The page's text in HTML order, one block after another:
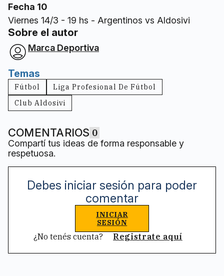
Fecha 10
Viernes 14/3 - 19 hs - Argentinos vs Aldosivi
Sobre el autor
Marca Deportiva
Temas
Fútbol
Liga Profesional De Fútbol
Club Aldosivi
COMENTARIOS 0
Compartí tus ideas de forma responsable y
respetuosa.
Debes iniciar sesión para poder
comentar
INICIAR
SESIÓN
¿No tenés cuenta? Registrate aquí